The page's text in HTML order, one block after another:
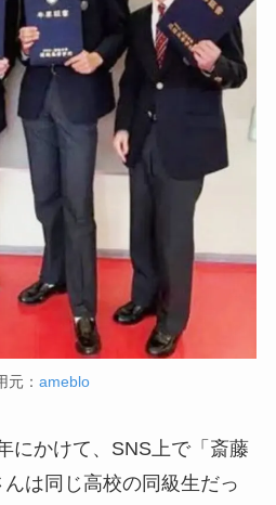
元： ameblo
にかけて、SNS上で「斎藤
は同じ高校の同級生だっ